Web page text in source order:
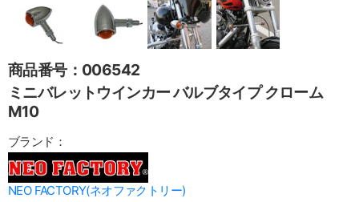
商品番号：006542
ミニバレットウインカー バルブタイプ クローム
M10
ブランド：
NEO FACTORY(ネオファクトリー)